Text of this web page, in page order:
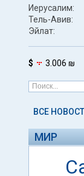
Иерусалим:
Тель-Авив:
Эйлат:
$ 3.006 ₪
ВСЕ
МИР